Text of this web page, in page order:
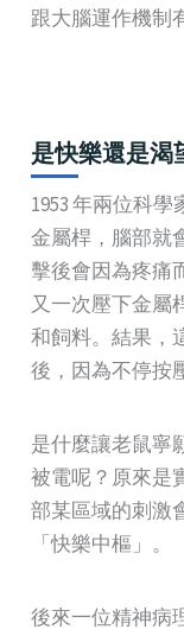
跟大腦運作機制
是快樂還是渴
1953 年兩位科
金屬桿，腦部就
擊後會因為疼痛
又一次壓下金屬
和飼料。結果，
後，因為不停按
是什麼讓老鼠寧
被電呢？原來是
部某區域的刺激
「快樂中樞」。
後來一位精神病